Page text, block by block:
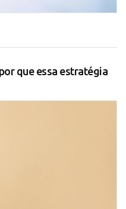
que essa estratégia